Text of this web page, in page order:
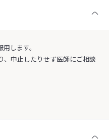
します。
、中止したりせず医師にご相談